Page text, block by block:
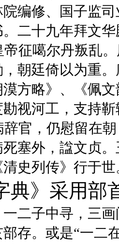
编修、国子监
二十九年拜文
帝征噶尔丹叛乱
朝廷倚以为重
方略》、《佩
视河工，支持
辞官，仍慰留在
塞外，諡文贞
史列传》行于世
典》采用
子中寻，三画
存。或是“一二